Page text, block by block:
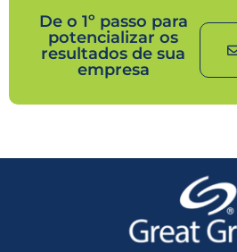
De o 1º passo para
potencializar os
resultados de sua
empresa